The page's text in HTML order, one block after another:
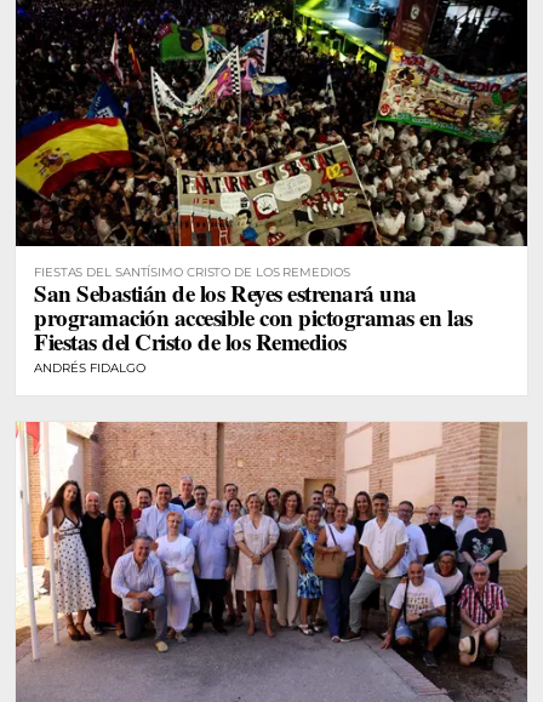
FIESTAS DEL SANTÍSIMO CRISTO DE LOS REMEDIOS
San Sebastián de los Reyes estrenará una
programación accesible con pictogramas en las
Fiestas del Cristo de los Remedios
ANDRÉS FIDALGO